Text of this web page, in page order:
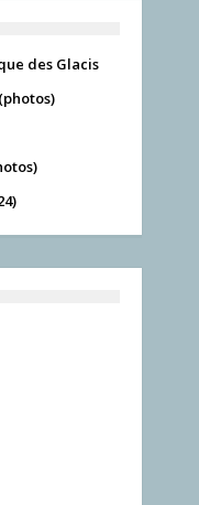
des Glacis